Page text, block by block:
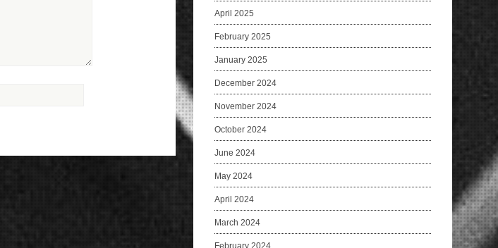
April 2025
February 2025
January 2025
December 2024
November 2024
October 2024
June 2024
May 2024
April 2024
March 2024
February 2024